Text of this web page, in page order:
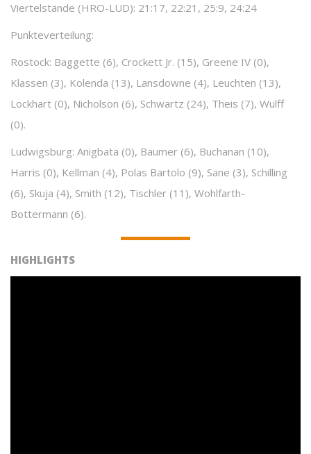
Viertelstände (HRO-LUD): 21:17, 22:21, 25:9, 24:24
Punkteverteilung:
Rostock: Baggette (6), Crockett Jr. (15), Greene IV (0),
Klassen (3), Kolenda (13), Lansdowne (4), Leuchten (13),
Lockhart (0), Nicholson (6), Schwartz (24), Theis (7), Wulff
(0).
Ludwigsburg: Anigbata (0), Baumer (6), Buchanan (10),
Harris (0), Kellman (4), Polas Bartolo (9), Sane (3), Schilling
(6), Skuja (4), Smith (12), Tischler (11), Wohlfarth-
Bottermann (6).
HIGHLIGHTS